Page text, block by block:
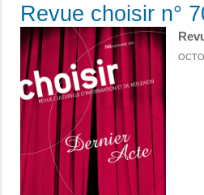
Revue choisir n°